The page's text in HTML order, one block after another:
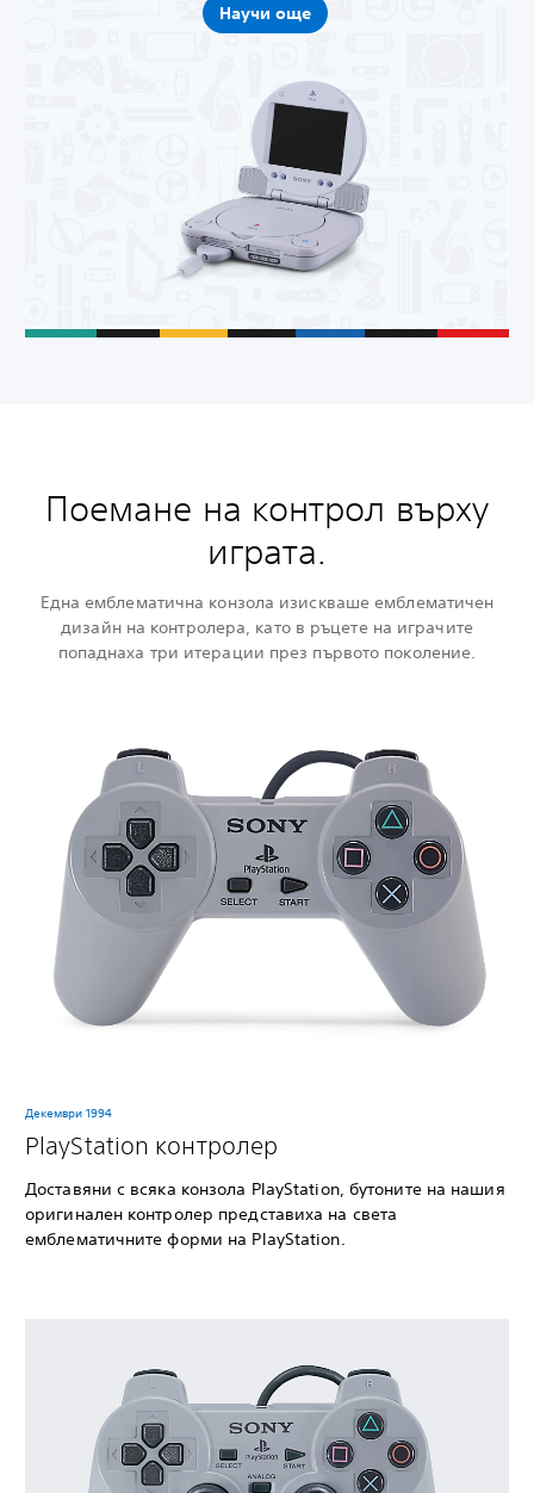
Научи още
Поемане на контрол върху
играта.
Една емблематична конзола изискваше емблематичен
дизайн на контролера, като в ръцете на играчите
попаднаха три итерации през първото поколение.
Декември 1994
PlayStation контролер
Доставяни с всяка конзола PlayStation, бутоните на нашия
оригинален контролер представиха на света
емблематичните форми на PlayStation.